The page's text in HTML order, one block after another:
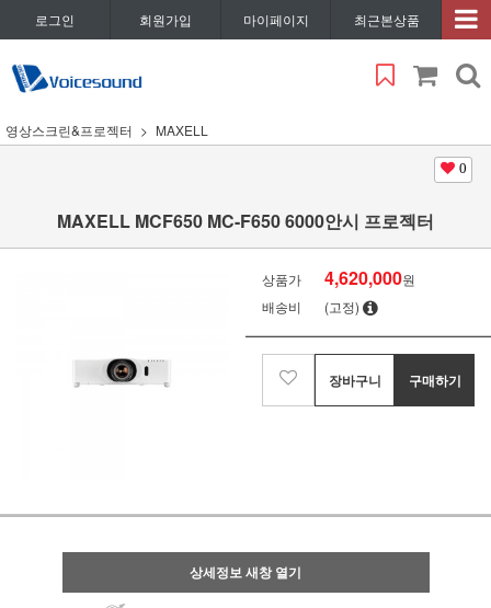
로그인 회원가입 마이페이지 최근본상품
영상스크린&프로젝터 MAXELL
0
MAXELL MCF650 MC-F650 6000안시 프로젝터
상품가 4,620,000원
배송비
(고정)
장바구니 구매하기
상세정보 새창 열기